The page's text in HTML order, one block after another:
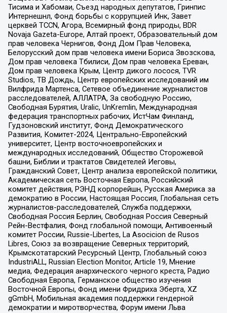
Тисима и Хабомаи, Съезд народных депутатов, Гринпис
Интернешнл, Фонд борьбы с коррупцией Инк, Завет
церквей TCCN, Агора, Всемирный фонд природы, BDR
Novaja Gazeta-Europe, Алтай проект, Образовательный дом
прав человека Чернигов, Фонд Дом Прав Человека,
Белорусский дом прав человека имени Бориса Звозскова,
Дом прав человека Тбилиси, Дом прав человека Ереван,
Дом прав человека Крым, Центр дикого лосося, TVR
Studios, ТВ Дождь, Центр европейских исследований им
Вилфрида Мартенса, Сетевое объединение журналистов
расследователей, АЛЛАТРА, За свободную Россию,
Свободная Бурятия, Uralic, UnKremlin, Международная
федерация транспортных рабочих, ИстЧам Финланд,
Гудзоновский институт, Фонд Демократического
Развития, Комитет-2024, Центрально-Европейский
университет, Центр восточноевропейских и
международных исследований, Общество Сторожевой
башни, Библии и трактатов Свидетелей Иеговы,
Гражданский Совет, Центр анализа европейской политики,
Академическая сеть Восточная Европа, Российский
комитет действия, РЭНД корпорейшн, Русская Америка за
демократию в России, Настоящая Россия, Глобальная сеть
журналистов-расследователей, Служба поддержки,
Свободная Россия Берлин, Свободная Россия Северный
Рейн-Вестфалия, Фонд глобальной помощи, Антивоенный
комитет России, Russie-Libertes, La Asocicion de Rusos
Libres, Союз за возвращение Северных территорий,
Крымскотатарский Ресурсный Центр, Глобальный союз
IndustriALL, Russian Election Monitor, Article 19, Мнение
медиа, Федерация анархического черного креста, Радио
Свободная Европа, Германское общество изучения
Восточной Европы, Фонд имени Фридриха Эберта, XZ
gGmbH, Мобильная академия поддержки гендерной
демократии и миротворчества, Форум имени Льва